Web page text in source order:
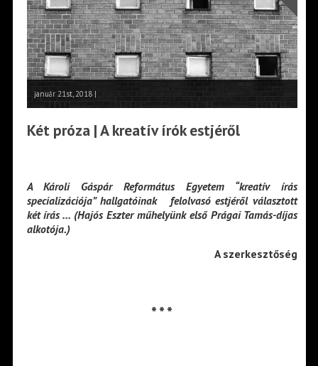
január 21st, 2018 |
Két próza | A kreatív írók estjéről
A Károli Gáspár Református Egyetem “kreatív írás
specializációja” hallgatóinak felolvasó estjéről választott
két írás … (Hajós Eszter műhelyünk első Prágai Tamás-díjas
alkotója.)
A szerkesztőség
* * *